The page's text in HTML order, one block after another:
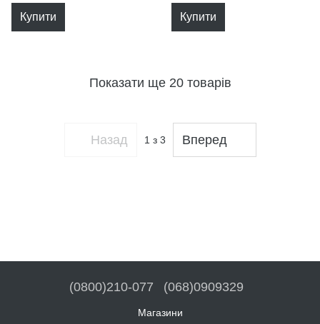
Купити Купити
Показати ще 20 товарів
Назад 1 з 3 Вперед
(0800)210-077 (068)0909329
Магазини